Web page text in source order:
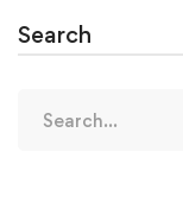
Search
for: